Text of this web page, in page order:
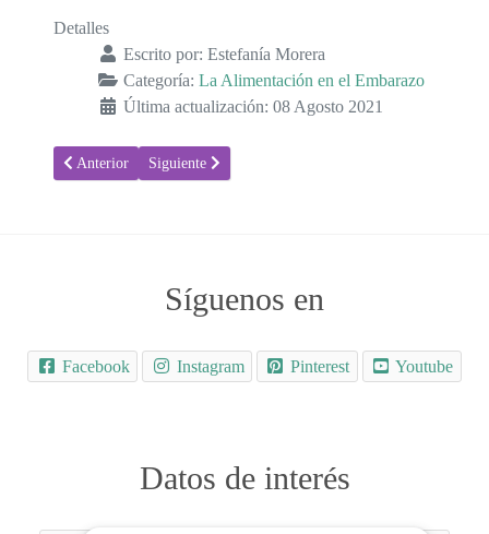
Detalles
Escrito por: Estefanía Morera
Categoría: La Alimentación en el Embarazo
Última actualización: 08 Agosto 2021
Artículo anterior: ¿Puedo comer Salsa tártara en el embarazo?
Anterior Artículo siguiente: Pistachos para combatir los
Siguiente
Síguenos en
Facebook Instagram Pinterest Youtube
Datos de interés